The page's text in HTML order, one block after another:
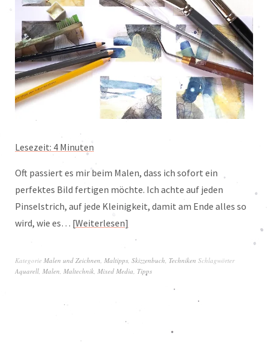
Lesezeit: 4 Minuten
Oft passiert es mir beim Malen, dass ich sofort ein
perfektes Bild fertigen möchte. Ich achte auf jeden
Pinselstrich, auf jede Kleinigkeit, damit am Ende alles so
wird, wie es… Weiterlesen
Kategorie Malen und Zeichnen Maltipps Skizzenbuch Techniken Schlagwörter
Aquarell Malen Maltechnik Mixed Media Tipps